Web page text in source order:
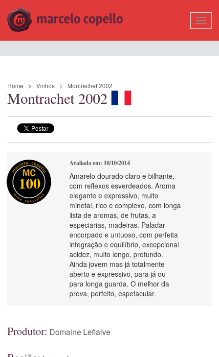
Home Vinhos Montrachet 2002
Montrachet 2002
100
Avaliado em: 10/10/2014
Amarelo dourado claro e bilhante,
com reflexos esverdeados. Aroma
elegante e expressivo, muito
minetal, rico e complexo, com longa
lista de aromas, de frutas, a
especiarias, madeiras. Paladar
encorpado e untuoso, com perfeita
integração e equilíbrio, excepcional
acidez, muito longo, profundo.
Ainda jovem mas já totalmente
aberto e expressivo, para já ou
para longa guarda. O melhor da
prova, perfeito, espetacular.
Produtor: Domaine Leflaive